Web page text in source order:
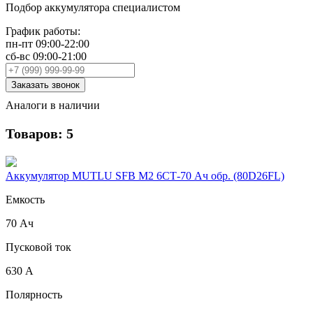
Подбор аккумулятора специалистом
График работы:
пн-пт 09:00-22:00
сб-вс 09:00-21:00
Заказать звонок
Аналоги в наличии
Товаров: 5
Аккумулятор MUTLU SFB M2 6СТ-70 Ач обр. (80D26FL)
Емкость
70 Ач
Пусковой ток
630 А
Полярность